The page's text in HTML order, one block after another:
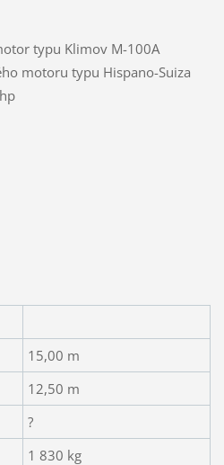
typu Klimov M-100A
motoru typu Hispano-Suiza
hp
15,00 m
12,50 m
?
1 830 kg